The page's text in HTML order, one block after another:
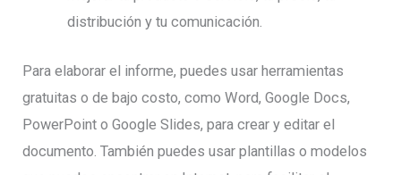
distribución y tu comunicación.
Para elaborar el informe, puedes usar herramientas
gratuitas o de bajo costo, como Word, Google Docs,
PowerPoint o Google Slides, para crear y editar el
documento. También puedes usar plantillas o modelos